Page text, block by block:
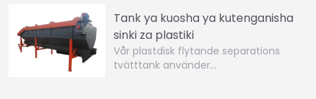
Tank ya kuosha ya kutenganisha
sinki za plastiki
Vår plastdisk flytande separations
tvätttank använder…